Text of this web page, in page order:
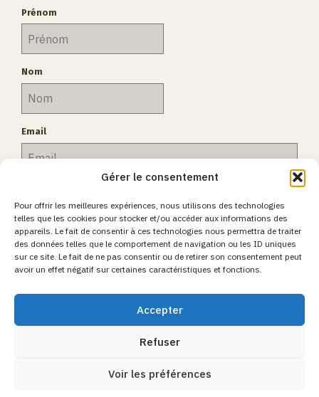
Gérer le consentement
Pour offrir les meilleures expériences, nous utilisons des technologies
telles que les cookies pour stocker et/ou accéder aux informations des
appareils. Le fait de consentir à ces technologies nous permettra de traiter
des données telles que le comportement de navigation ou les ID uniques
sur ce site. Le fait de ne pas consentir ou de retirer son consentement peut
avoir un effet négatif sur certaines caractéristiques et fonctions.
Accepter
Refuser
Voir les préférences
Votre mental, votre corps, votre esprit, vos émotions...
Prénom
Nom
Email
Inscription